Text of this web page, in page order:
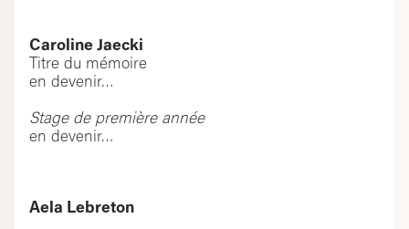
Caroline Jaecki
Titre du mémoire
en devenir…
Stage de première année
en devenir…
Aela Lebreton